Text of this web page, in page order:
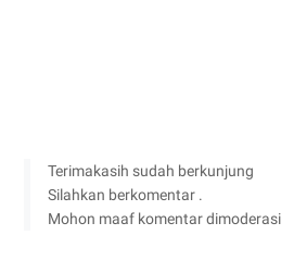
Terimakasih sudah berkunjung
Silahkan berkomentar .
Mohon maaf komentar dimoderasi